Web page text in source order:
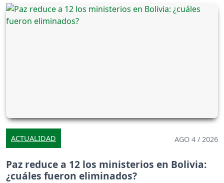
ACTUALIDAD AGO 4 / 2026
Paz reduce a 12 los ministerios en Bolivia:
¿cuáles fueron eliminados?